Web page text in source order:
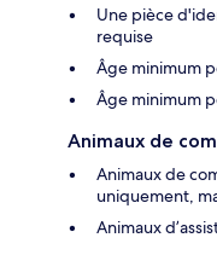
Une pièce
requise
Âge minimum
Âge minimum
Animaux de
Animaux de
uniquement,
Animaux